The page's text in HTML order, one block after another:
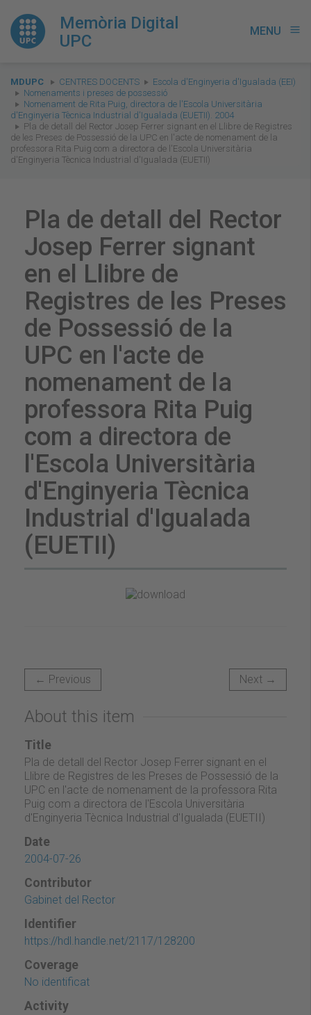
Memòria Digital
UPC
MENU menu
You
are
here:
MDUPC CENTRES DOCENTS
Escola d'Enginyeria d'Igualada (EEI)
Nomenaments i preses de possessió
Nomenament de Rita Puig, directora de l'Escola Universitària
d'Enginyeria Tècnica Industrial d'Igualada (EUETII). 2004
Pla de detall del Rector Josep Ferrer signant en el Llibre de Registres
de les Preses de Possessió de la UPC en l'acte de nomenament de la
professora Rita Puig com a directora de l'Escola Universitària
d'Enginyeria Tècnica Industrial d'Igualada (EUETII)
Pla de detall del Rector
Josep Ferrer signant
en el Llibre de
Registres de les Preses
de Possessió de la
UPC en l'acte de
nomenament de la
professora Rita Puig
com a directora de
l'Escola Universitària
d'Enginyeria Tècnica
Industrial d'Igualada
(EUETII)
← Previous Next →
About this item
Title
Pla de detall del Rector Josep Ferrer signant en el
Llibre de Registres de les Preses de Possessió de la
UPC en l'acte de nomenament de la professora Rita
Puig com a directora de l'Escola Universitària
d'Enginyeria Tècnica Industrial d'Igualada (EUETII)
Date
2004-07-26
Contributor
Gabinet del Rector
Identifier
https://hdl.handle.net/2117/128200
Coverage
No identificat
Activity